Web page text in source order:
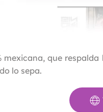
mexicana, que
lo sepa.